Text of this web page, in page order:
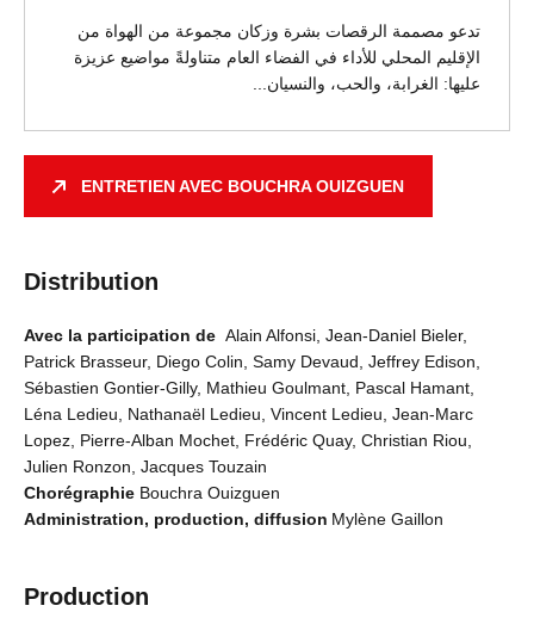
تدعو مصممة الرقصات بشرة وزكان مجموعة من الهواة من
الإقليم المحلي للأداء في الفضاء العام متناولةً مواضيع عزيزة
عليها: الغرابة، والحب، والنسيان...
ENTRETIEN AVEC BOUCHRA OUIZGUEN
Distribution
Avec la participation de Alain Alfonsi, Jean-Daniel Bieler,
Patrick Brasseur, Diego Colin, Samy Devaud, Jeffrey Edison,
Sébastien Gontier-Gilly, Mathieu Goulmant, Pascal Hamant,
Léna Ledieu, Nathanaël Ledieu, Vincent Ledieu, Jean-Marc
Lopez, Pierre-Alban Mochet, Frédéric Quay, Christian Riou,
Julien Ronzon, Jacques Touzain
Chorégraphie Bouchra Ouizguen
Administration, production, diffusion Mylène Gaillon
Production